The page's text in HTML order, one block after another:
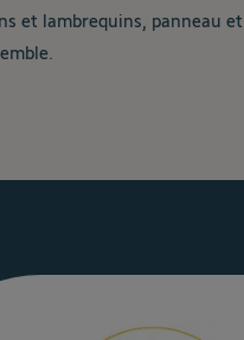
et lambrequins, panneau